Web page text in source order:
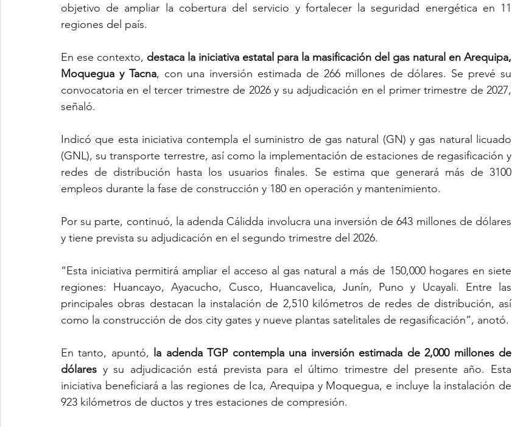
objetivo de ampliar la cobertura del servicio y fortalecer la seguridad energética en 11
regiones del país.
En ese contexto, destaca la iniciativa estatal para la masificación del gas natural en Arequipa,
Moquegua y Tacna, con una inversión estimada de 266 millones de dólares. Se prevé su
convocatoria en el tercer trimestre de 2026 y su adjudicación en el primer trimestre de 2027,
señaló.
Indicó que esta iniciativa contempla el suministro de gas natural (GN) y gas natural licuado
(GNL), su transporte terrestre, así como la implementación de estaciones de regasificación y
redes de distribución hasta los usuarios finales. Se estima que generará más de 3100
empleos durante la fase de construcción y 180 en operación y mantenimiento.
Por su parte, continuó, la adenda Cálidda involucra una inversión de 643 millones de dólares
y tiene prevista su adjudicación en el segundo trimestre del 2026.
“Esta iniciativa permitirá ampliar el acceso al gas natural a más de 150,000 hogares en siete
regiones: Huancayo, Ayacucho, Cusco, Huancavelica, Junín, Puno y Ucayali. Entre las
principales obras destacan la instalación de 2,510 kilómetros de redes de distribución, así
como la construcción de dos city gates y nueve plantas satelitales de regasificación”, anotó.
En tanto, apuntó, la adenda TGP contempla una inversión estimada de 2,000 millones de
dólares y su adjudicación está prevista para el último trimestre del presente año. Esta
iniciativa beneficiará a las regiones de Ica, Arequipa y Moquegua, e incluye la instalación de
923 kilómetros de ductos y tres estaciones de compresión.